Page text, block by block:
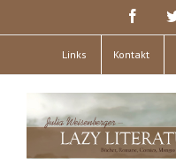
Links Kontakt